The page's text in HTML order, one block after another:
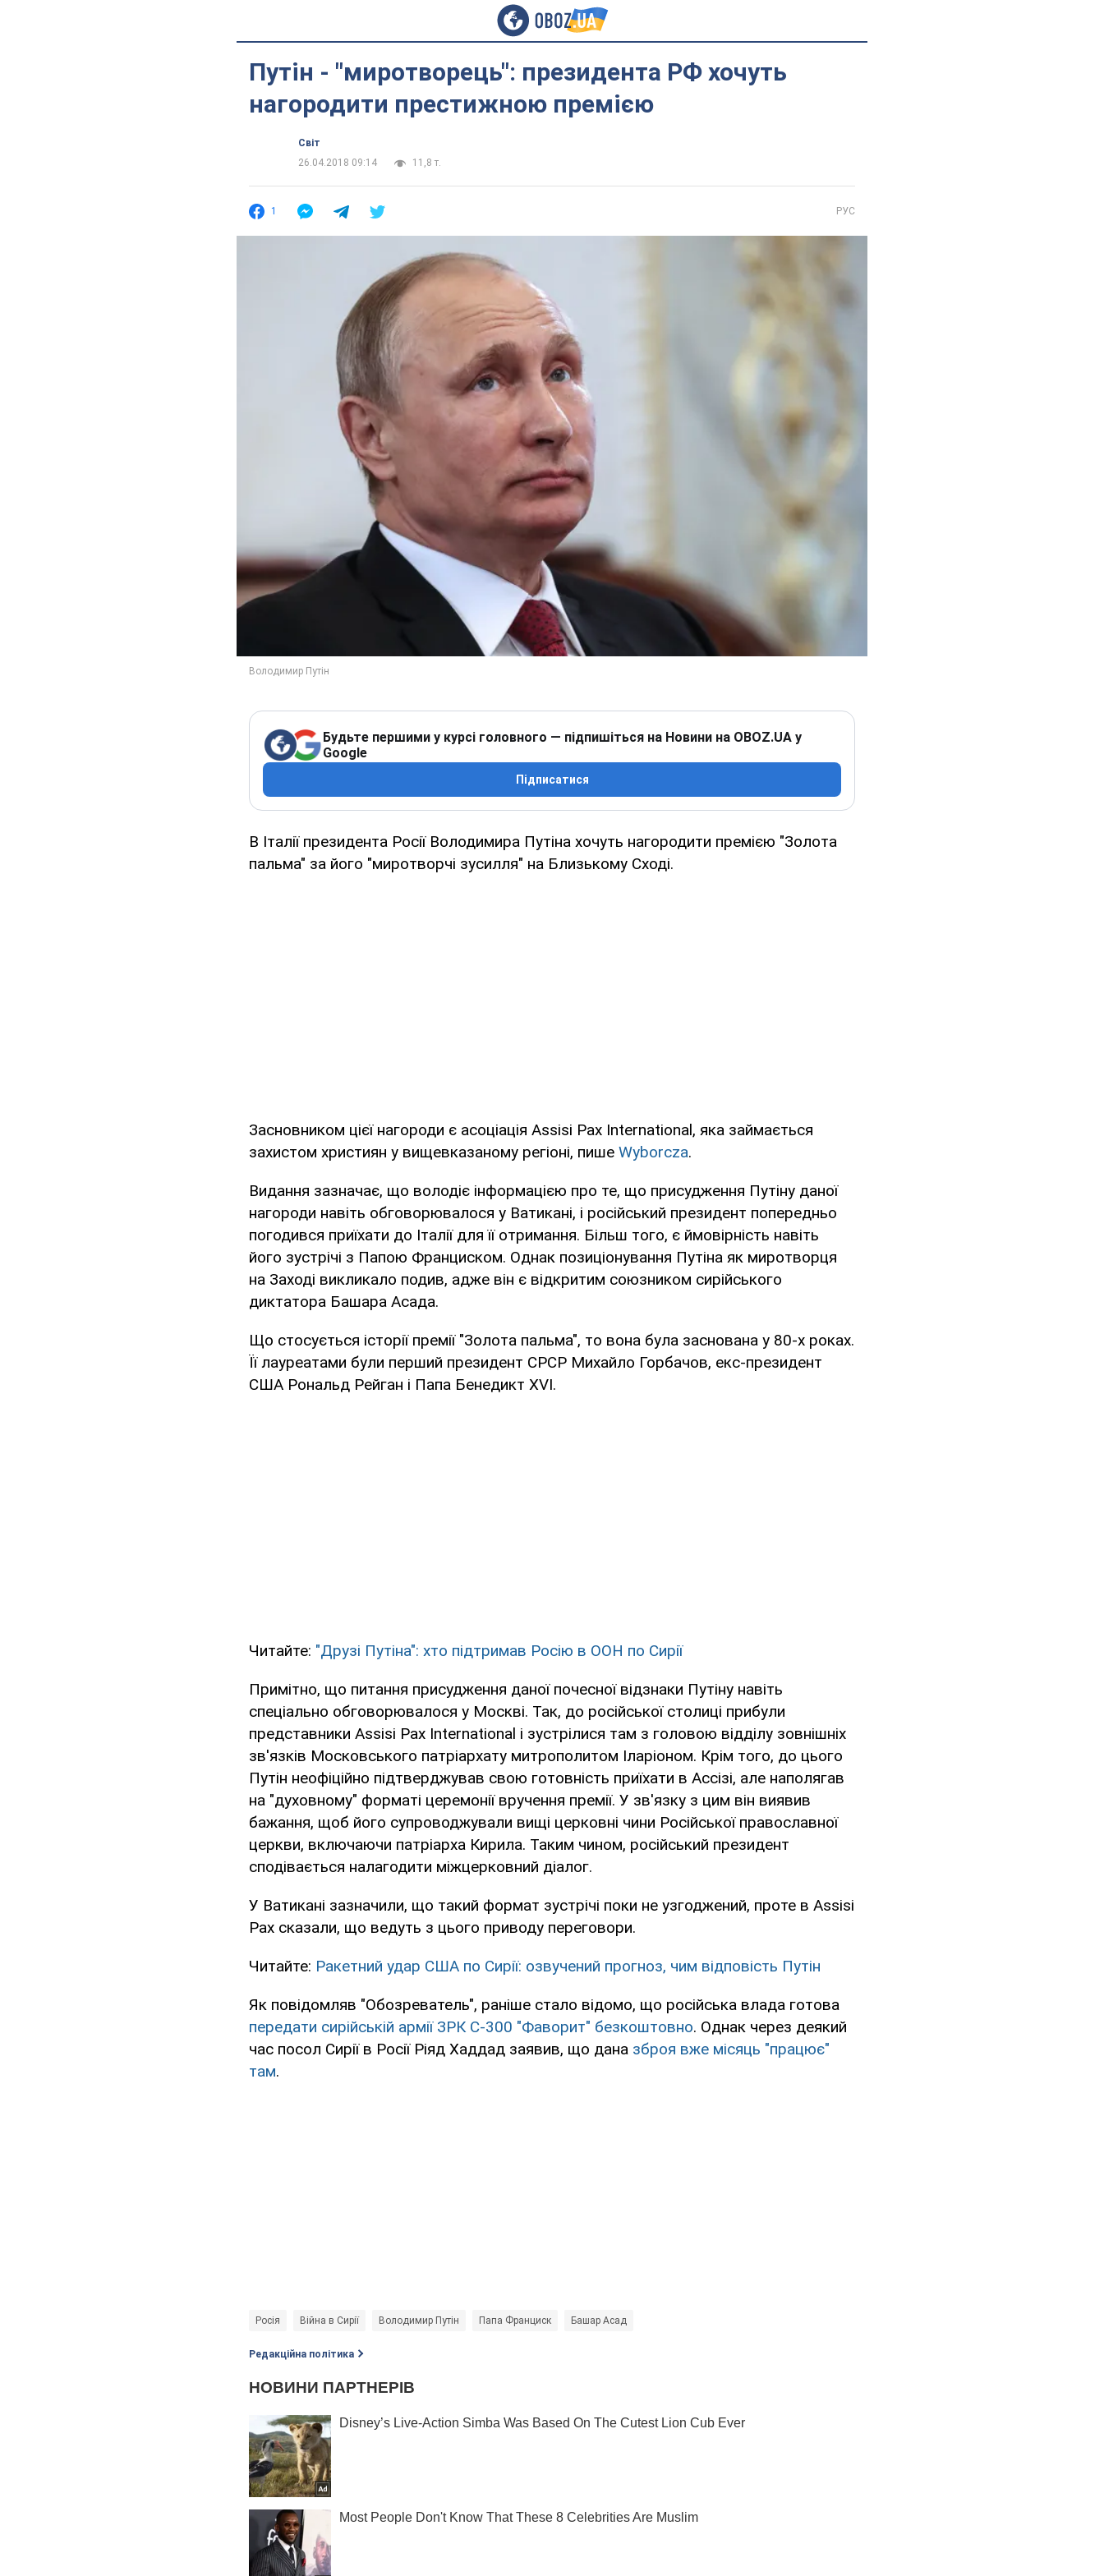
Путін - "миротворець": президента РФ хочуть
нагородити престижною премією
Світ
26.04.2018 09:14
11,8 т.
1 РУС
Будьте першими у курсі головного — підпишіться на Новини на OBOZ.UA у
Google
Підписатися
В Італії президента Росії Володимира Путіна хочуть нагородити премією "Золота
пальма" за його "миротворчі зусилля" на Близькому Сході.
Засновником цієї нагороди є асоціація Assisi Pax International, яка займається
захистом християн у вищевказаному регіоні, пише Wyborcza.
Видання зазначає, що володіє інформацією про те, що присудження Путіну даної
нагороди навіть обговорювалося у Ватикані, і російський президент попередньо
погодився приїхати до Італії для її отримання. Більш того, є ймовірність навіть
його зустрічі з Папою Франциском. Однак позиціонування Путіна як миротворця
на Заході викликало подив, адже він є відкритим союзником сирійського
диктатора Башара Асада.
Що стосується історії премії "Золота пальма", то вона була заснована у 80-х роках.
Її лауреатами були перший президент СРСР Михайло Горбачов, екс-президент
США Рональд Рейган і Папа Бенедикт XVI.
Читайте: "Друзі Путіна": хто підтримав Росію в ООН по Сирії
Примітно, що питання присудження даної почесної відзнаки Путіну навіть
спеціально обговорювалося у Москві. Так, до російської столиці прибули
представники Assisi Pax International і зустрілися там з головою відділу зовнішніх
зв'язків Московського патріархату митрополитом Іларіоном. Крім того, до цього
Путін неофіційно підтверджував свою готовність приїхати в Ассізі, але наполягав
на "духовному" форматі церемонії вручення премії. У зв'язку з цим він виявив
бажання, щоб його супроводжували вищі церковні чини Російської православної
церкви, включаючи патріарха Кирила. Таким чином, російський президент
сподівається налагодити міжцерковний діалог.
У Ватикані зазначили, що такий формат зустрічі поки не узгоджений, проте в Assisi
Pax сказали, що ведуть з цього приводу переговори.
Читайте: Ракетний удар США по Сирії: озвучений прогноз, чим відповість Путін
Як повідомляв "Обозреватель", раніше стало відомо, що російська влада готова
передати сирійській армії ЗРК С-300 "Фаворит" безкоштовно. Однак через деякий
час посол Сирії в Росії Ріяд Хаддад заявив, що дана зброя вже місяць "працює"
там.
Росія Війна в Сирії Володимир Путін Папа Франциск Башар Асад
Редакційна політика